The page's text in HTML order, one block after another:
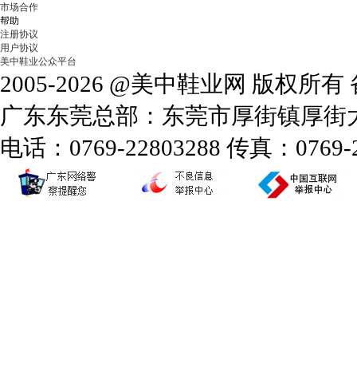
市场合作
帮助
注册协议
用户协议
美中鞋业公众平台
2005-2026 @美中鞋业网 版权所有
广东东莞总部：东莞市厚街镇厚
电话：0769-22803288 传真：0769-